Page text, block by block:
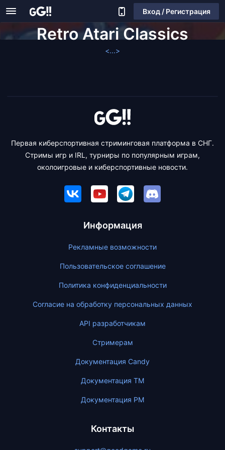
Вход / Регистрация
Retro Atari Classics
<...>
Первая киберспортивная стриминговая платформа в СНГ.
Стримы игр и IRL, турниры по популярным играм,
околоигровые и киберспортивные новости.
Информация
Рекламные возможности
Пользовательское соглашение
Политика конфиденциальности
Согласие на обработку персональных данных
API разработчикам
Стримерам
Документация Candy
Документация ТМ
Документация PM
Контакты